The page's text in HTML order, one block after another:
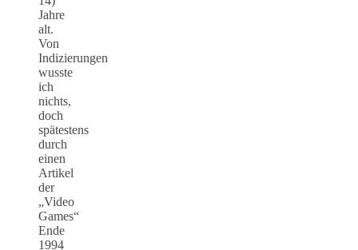
Jahre
alt.
Von
Indizierungen
wusste
ich
nichts,
doch
spätestens
durch
einen
Artikel
der
„Video
Games“
Ende
1994